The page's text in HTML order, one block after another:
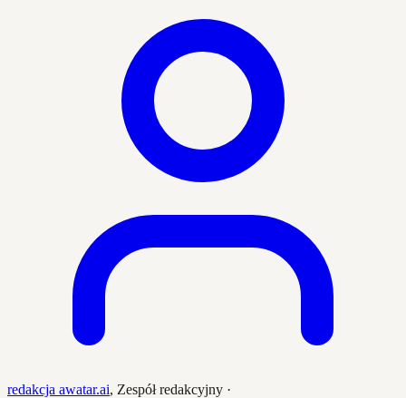
redakcja awatar.ai, Zespół redakcyjny ·